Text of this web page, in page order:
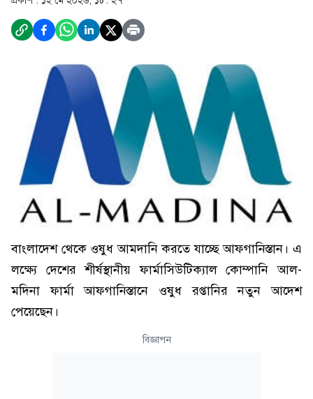
বাংলাদেশ থেকে ওষুধ আমদানি করতে যাচ্ছে আফগানিস্তান। এ
লক্ষ্যে দেশের শীর্ষস্থানীয় ফার্মাসিউটিক্যাল কোম্পানি আল-
মদিনা ফার্মা আফগানিস্তানে ওষুধ রপ্তানির নতুন আদেশ
পেয়েছেন।
বিজ্ঞাপন